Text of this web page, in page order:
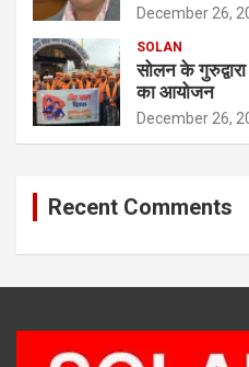
December 26,
SOLAN
सोलन के
का आयोजन
December 26,
Recent Comments